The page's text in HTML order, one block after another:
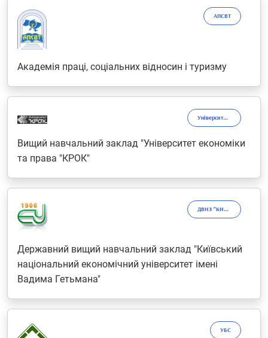
АПСВТ
Академія праці, соціальних відносин і туризму
Університет "КРОК"
Вищий навчальний заклад "Університет економіки
та права "КРОК"
ДВНЗ "КНЕУ ім. В. Гетьмана"
Державний вищий навчальний заклад "Київський
національний економічний університет імені
Вадима Гетьмана"
УБС